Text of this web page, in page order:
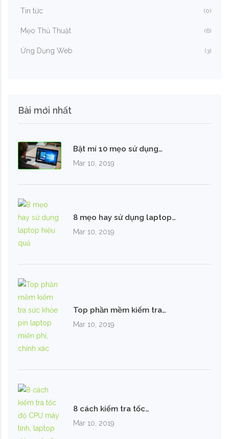
Tin tức (0)
Mẹo Thủ Thuật (6)
Ứng Dụng Web (3)
Bài mới nhất
Bật mí 10 mẹo sử dụng…
Mar 10, 2019
8 mẹo hay sử dụng laptop…
Mar 10, 2019
Top phần mềm kiểm tra…
Mar 10, 2019
8 cách kiểm tra tốc…
Mar 10, 2019